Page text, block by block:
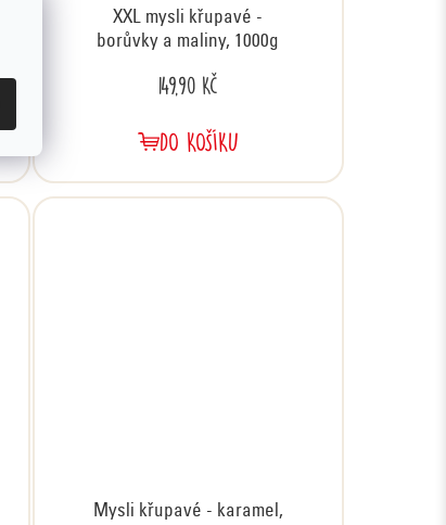
XXL mysli křupavé -
borůvky a maliny, 1000g
149,90 Kč
DO KOŠÍKU
Mysli křupavé - karamel,